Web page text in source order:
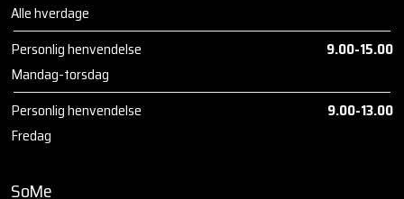
Alle hverdage
Personlig henvendelse
9.00-15.00
Mandag-torsdag
Personlig henvendelse
9.00-13.00
Fredag
SoMe